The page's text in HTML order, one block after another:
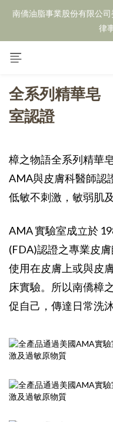
南僑油脂事業股份有限公
律
全系列精華皂
室認證
樟之物語全系列精華
AMA與皮膚科醫師認
低敏不刺激，敏弱肌
AMA 實驗室成立於
(FDA)認證之專業皮
使用在皮膚上或與皮
床實驗。所以南僑樟
促自己，傳達日常洗